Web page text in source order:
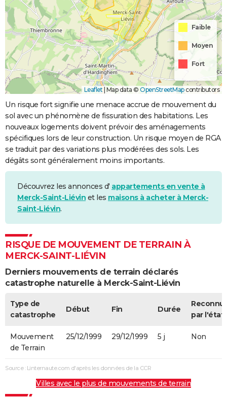
Coulées de
Boue
Faible
Moyen
Fort
Leaflet Map data © OpenStreetMapcontributors
Un risque fort signifie une menace accrue de mouvement du
sol avec un phénomène de fissuration des habitations. Les
nouveaux logements doivent prévoir des aménagements
spécifiques lors de leur construction. Un risque moyen de RGA
se traduit par des variations plus modérées des sols. Les
dégâts sont généralement moins importants.
Découvrez les annonces d' appartements en vente à
Merck-Saint-Liévin et les maisons à acheter à Merck-
Saint-Liévin.
RISQUE DE MOUVEMENT DE TERRAIN À
MERCK-SAINT-LIÉVIN
Derniers mouvements de terrain déclarés
catastrophe naturelle à Merck-Saint-Liévin
Type de
catastrophe
Début Fin Durée
par l'état
Mouvement
de Terrain
25/12/1999 29/12/1999 5 j Non
Source : Linternaute.com d'après les données de la CCR
Villes avec le plus de mouvements de terrain